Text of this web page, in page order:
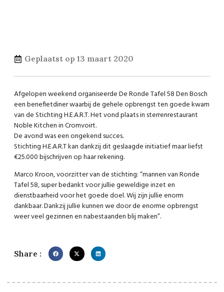
Geplaatst op 13 maart 2020
Afgelopen weekend organiseerde De Ronde Tafel 58 Den Bosch
een benefietdiner waarbij de gehele opbrengst ten goede kwam
van de Stichting H.E.A.R.T. Het vond plaats in sterrenrestaurant
Noble Kitchen in Cromvoirt.
De avond was een ongekend succes.
Stichting H.E.A.R.T kan dankzij dit geslaagde initiatief maar liefst
€25.000 bijschrijven op haar rekening.
Marco Kroon, voorzitter van de stichting: “mannen van Ronde
Tafel 58, super bedankt voor jullie geweldige inzet en
dienstbaarheid voor het goede doel. Wij zijn jullie enorm
dankbaar. Dankzij jullie kunnen we door de enorme opbrengst
weer veel gezinnen en nabestaanden blij maken”.
Share :